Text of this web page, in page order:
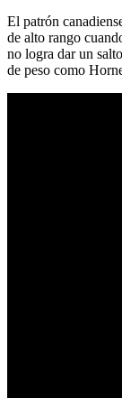
El patrón
de alto rango
no logra dar un
de peso como